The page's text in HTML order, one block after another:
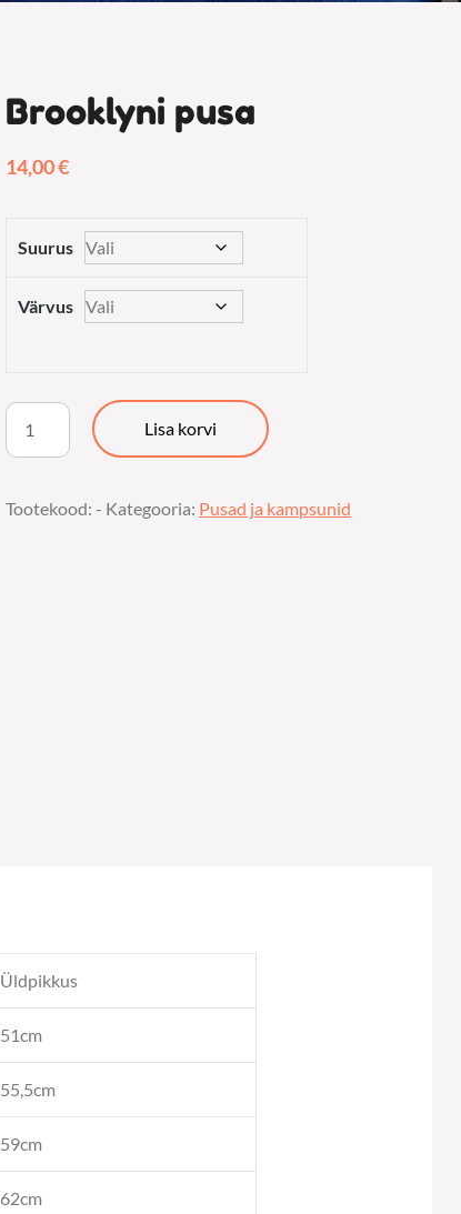
Brooklyni pusa
14,00€
Suurus
Värvus
Brooklyni
pusa
Lisa korvi
Tootekood: - Kategooria: Pusad ja kampsunid
Üldpikkus
51cm
55,5cm
59cm
62cm